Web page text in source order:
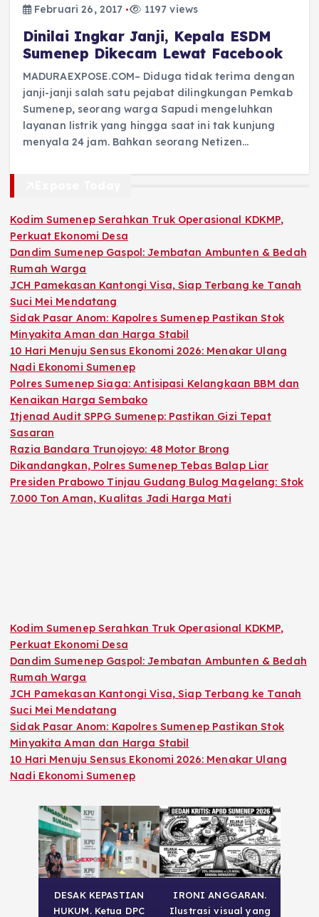
Februari 26, 2017
1197 views
Dinilai Ingkar Janji, Kepala ESDM
Sumenep Dikecam Lewat Facebook
MADURAEXPOSE.COM– Diduga tidak terima dengan
janji-janji salah satu pejabat dilingkungan Pemkab
Sumenep, seorang warga Sapudi mengeluhkan
layanan listrik yang hingga saat ini tak kunjung
menyala 24 jam. Bahkan seorang Netizen…
Kodim Sumenep Serahkan Truk Operasional KDKMP,
Perkuat Ekonomi Desa
Dandim Sumenep Gaspol: Jembatan Ambunten & Bedah
Rumah Warga
JCH Pamekasan Kantongi Visa, Siap Terbang ke Tanah
Suci Mei Mendatang
Sidak Pasar Anom: Kapolres Sumenep Pastikan Stok
Minyakita Aman dan Harga Stabil
10 Hari Menuju Sensus Ekonomi 2026: Menakar Ulang
Nadi Ekonomi Sumenep
Polres Sumenep Siaga: Antisipasi Kelangkaan BBM dan
Kenaikan Harga Sembako
Itjenad Audit SPPG Sumenep: Pastikan Gizi Tepat
Sasaran
Razia Bandara Trunojoyo: 48 Motor Brong
Dikandangkan, Polres Sumenep Tebas Balap Liar
Presiden Prabowo Tinjau Gudang Bulog Magelang: Stok
7.000 Ton Aman, Kualitas Jadi Harga Mati
Kodim Sumenep Serahkan Truk Operasional KDKMP,
Perkuat Ekonomi Desa
Dandim Sumenep Gaspol: Jembatan Ambunten & Bedah
Rumah Warga
JCH Pamekasan Kantongi Visa, Siap Terbang ke Tanah
Suci Mei Mendatang
Sidak Pasar Anom: Kapolres Sumenep Pastikan Stok
Minyakita Aman dan Harga Stabil
10 Hari Menuju Sensus Ekonomi 2026: Menakar Ulang
Nadi Ekonomi Sumenep
DESAK KEPASTIAN
HUKUM. Ketua DPC
IRONI ANGGARAN.
Ilustrasi visual yang